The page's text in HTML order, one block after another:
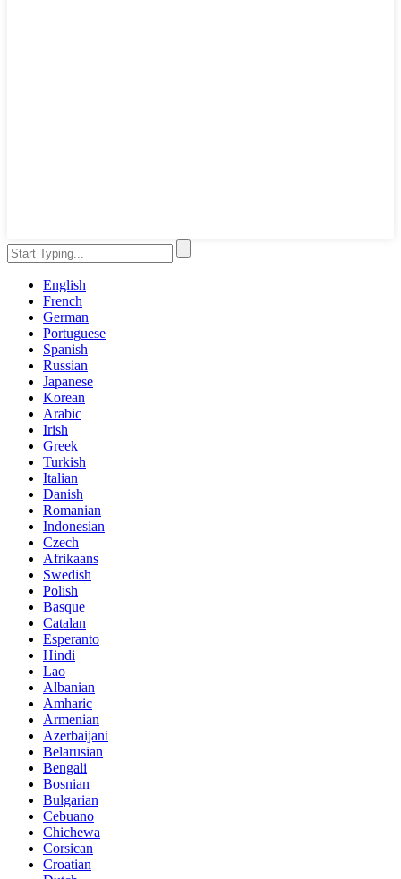
English
French
German
Portuguese
Spanish
Russian
Japanese
Korean
Arabic
Irish
Greek
Turkish
Italian
Danish
Romanian
Indonesian
Czech
Afrikaans
Swedish
Polish
Basque
Catalan
Esperanto
Hindi
Lao
Albanian
Amharic
Armenian
Azerbaijani
Belarusian
Bengali
Bosnian
Bulgarian
Cebuano
Chichewa
Corsican
Croatian